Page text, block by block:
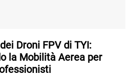
Droni FPV di TYI:
la Mobilità Aerea per